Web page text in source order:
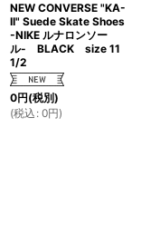
NEW CONVERSE "KA-
II" Suede Skate Shoes
-NIKE ルナロンソー
ル- BLACK size 11
1/2
0円(税別)
(税込 : 0円)